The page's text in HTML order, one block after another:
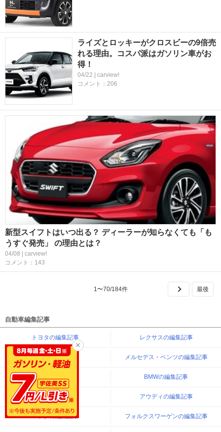
ライズとロッキーがクロスビーの9倍売
れる理由。コスパ派はガソリン車がお
得！
04/22 | carview!
コメント：206
新型スイフトはいつ出る？ ディーラーが知らなくても「も
うすぐ発売」 の理由とは？
04/08 | carview!
コメント：143
1 〜70/184件
自動車編集記事
トヨタの編集記事 レクサスの編集記事
日産の編集記事 メルセデス・ベンツの編集記事
ホンダの編集記事 BMWの編集記事
三菱の編集記事 アウディの編集記事
マツダの編集記事 フォルクスワーゲンの編集記事